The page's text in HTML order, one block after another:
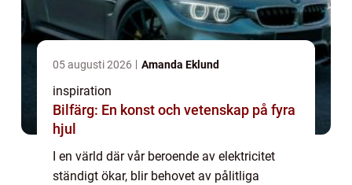
05 augusti 2026 Amanda Eklund
inspiration
Bilfärg: En konst och vetenskap på fyra
hjul
I en värld där vår beroende av elektricitet
ständigt ökar, blir behovet av pålitliga